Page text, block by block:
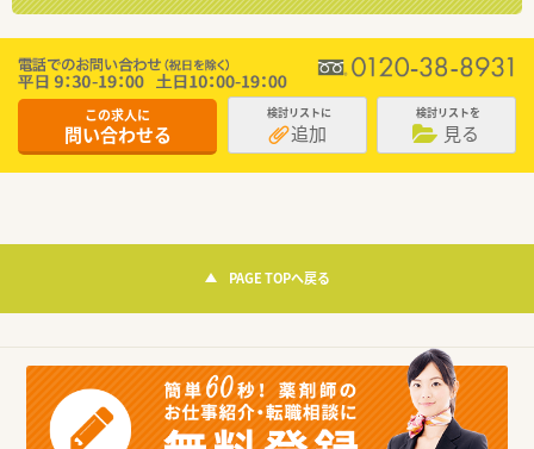
この求人に
問い合わせる
検討リストに
追加
検討リストを
見る
PAGE TOPへ戻る